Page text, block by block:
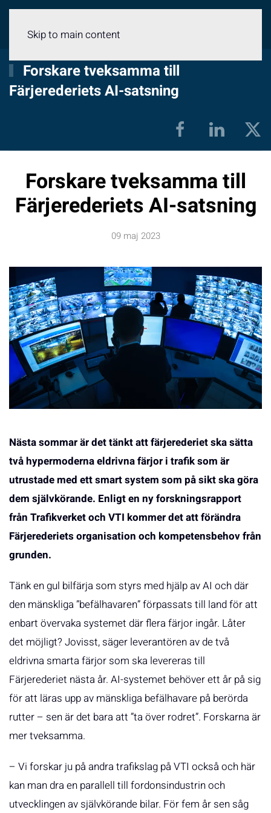
Skip to main content
Forskare tveksamma till
Färjerederiets AI-satsning
Forskare tveksamma till
Färjerederiets AI-satsning
09 maj 2023
Nästa sommar är det tänkt att färjerederiet ska sätta
två hypermoderna eldrivna färjor i trafik som är
utrustade med ett smart system som på sikt ska göra
dem självkörande. Enligt en ny forskningsrapport
från Trafikverket och VTI kommer det att förändra
Färjerederiets organisation och kompetensbehov från
grunden.
Tänk en gul bilfärja som styrs med hjälp av AI och där
den mänskliga ”befälhavaren” förpassats till land för att
enbart övervaka systemet där flera färjor ingår. Låter
det möjligt? Jovisst, säger leverantören av de två
eldrivna smarta färjor som ska levereras till
Färjerederiet nästa år. AI-systemet behöver ett år på sig
för att läras upp av mänskliga befälhavare på berörda
rutter – sen är det bara att ”ta över rodret”. Forskarna är
mer tveksamma.
– Vi forskar ju på andra trafikslag på VTI också och här
kan man dra en parallell till fordonsindustrin och
utvecklingen av självkörande bilar. För fem år sen såg